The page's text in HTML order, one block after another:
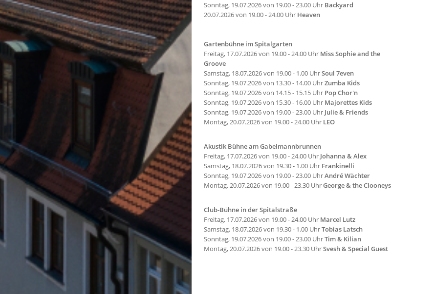
Sonntag, 19.07.2026 von 19.00 - 23.00 Uhr Backyard
20.07.2026 von 19.00 - 24.00 Uhr Heaven
Gartenbühne im Spitalgarten
Freitag, 17.07.2026 von 19.00 - 24.00 Uhr Miss Sophie and the
Groove
Samstag, 18.07.2026 von 19.00 - 1.00 UhrSoul 7even
Sonntag, 19.07.2026 von 13.30 - 14.00 UhrZumba Kids
Sonntag, 19.07.2026 von 14.15 - 15.15 Uhr Pop Chor'n
Sonntag, 19.07.2026 von 15.30 - 16.00 Uhr Majorettes Kids
Sonntag, 19.07.2026 von 19.00 - 23.00 Uhr Julie & Friends
Montag, 20.07.2026 von 19.00 - 24.00 Uhr LEO
Akustik Bühne am Gabelmannbrunnen
Freitag, 17.07.2026 von 19.00 - 24.00 Uhr Johanna & Alex
Samstag, 18.07.2026 von 19.30 - 1.00 Uhr Frankinelli
Sonntag, 19.07.2026 von 19.00 - 23.00 UhrAndré Wächter
Montag, 20.07.2026 von 19.00 - 23.30 UhrGeorge & the Clooneys
Club-Bühne in der Spitalstraße
Freitag, 17.07.2026 von 19.00 - 24.00 Uhr Marcel Lutz
Samstag, 18.07.2026 von 19.30 - 1.00 UhrTobias Latsch
Sonntag, 19.07.2026 von 19.00 - 23.00 UhrTim & Kilian
Montag, 20.07.2026 von 19.00 - 23.30 UhrSvesh & Special Guest